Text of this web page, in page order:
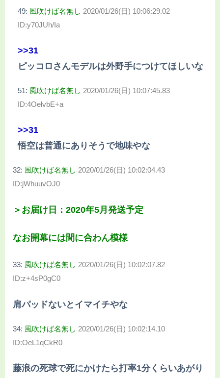
49: 風吹けば名無し 2020/01/26(日) 10:06:29.02
ID:y70JUh/Ia
>>31
ピッコロさんモデルは外野手につけてほしいな
51: 風吹けば名無し 2020/01/26(日) 10:07:45.83
ID:4OelvbE+a
>>31
悟空は普通にありそうで地味やな
32: 風吹けば名無し 2020/01/26(日) 10:02:04.43
ID:jWhuuvOJ0
＞お届け日：2020年5月発送予定
なお開幕には間に合わん模様
33: 風吹けば名無し 2020/01/26(日) 10:02:07.82
ID:z+4sP0gC0
肩パッドないとイマイチやな
34: 風吹けば名無し 2020/01/26(日) 10:02:14.10
ID:OeL1qCkR0
藤浪の死球で死にかけたら打率1分くらいあがり